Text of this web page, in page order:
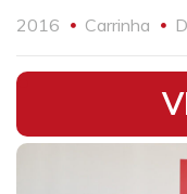
2016 Carrinha
•